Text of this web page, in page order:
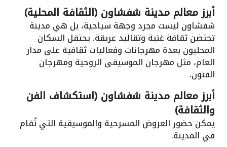
أبرز معالم مدينة شفشاون (الثقافة المحلية)
شفشاون ليست مجرد وجهة سياحية، بل هي مدينة
تحتضن ثقافة غنية وتقاليد عريقة. يحتفل السكان
المحليون بعدة مهرجانات وفعاليات ثقافية على مدار
العام، مثل مهرجان الموسيقى الروحية ومهرجان
الفنون.
أبرز معالم مدينة شفشاون (استكشاف الفن
والثقافة)
يمكن حضور العروض المسرحية والموسيقية التي تُقام
في المدينة.